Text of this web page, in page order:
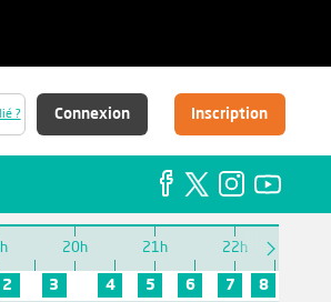
? Connexion Inscription
20h 21h 22h
2 3 4 5 6 7
8